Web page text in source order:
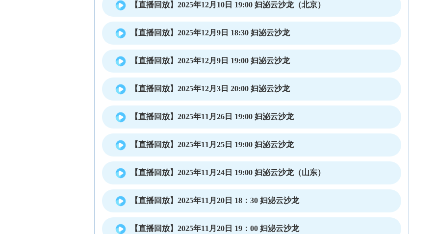
【直播回放】2025年12月10日 19:00 妇泌云沙龙（北京）
【直播回放】2025年12月9日 18:30 妇泌云沙龙
【直播回放】2025年12月9日 19:00 妇泌云沙龙
【直播回放】2025年12月3日 20:00 妇泌云沙龙
【直播回放】2025年11月26日 19:00 妇泌云沙龙
【直播回放】2025年11月25日 19:00 妇泌云沙龙
【直播回放】2025年11月24日 19:00 妇泌云沙龙（山东）
【直播回放】2025年11月20日 18：30 妇泌云沙龙
【直播回放】2025年11月20日 19：00 妇泌云沙龙